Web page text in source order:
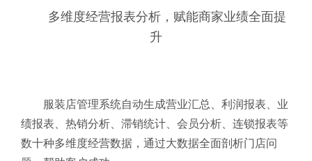
多维度经营报表分析，赋能商家业绩全面提
升
服装店管理系统自动生成营业汇总、利润报表、业
绩报表、热销分析、滞销统计、会员分析、连锁报表等
数十种多维度经营数据，通过大数据全面剖析门店问